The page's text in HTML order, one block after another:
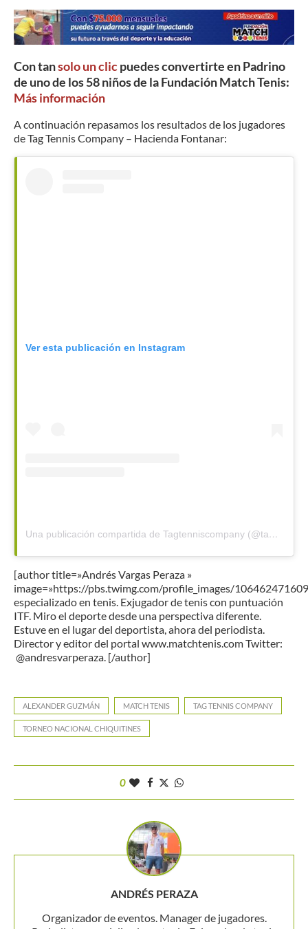
Con tansolo un clicpuedes convertirte en Padrino
de uno de los 58 niños de la Fundación Match Tenis:
Más información
A continuación repasamos los resultados de los jugadores
de Tag Tennis Company – Hacienda Fontanar:
Ver esta publicación en Instagram
Una publicación compartida de Tagtenniscompany (@tagtenniscompany)
[author title=»Andrés Vargas Peraza »
image=»https://pbs.twimg.com/profile_images/
especializado en tenis. Exjugador de tenis con puntuación
ITF. Miro el deporte desde una perspectiva diferente.
Estuve en el lugar del deportista, ahora del periodista.
Director y editor del portal www.matchtenis.com Twitter:
@andresvarperaza. [/author]
ALEXANDER GUZMÁN MATCH TENIS TAG TENNIS COMPANY
TORNEO NACIONAL CHIQUITINES
0
ANDRÉS PERAZA
Organizador de eventos. Manager de jugadores.